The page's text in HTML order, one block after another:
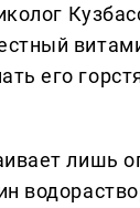
его
лишь